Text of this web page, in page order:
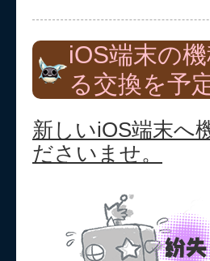
iOS端末の
る交換を予
新しいiOS端末へ
ださいませ。